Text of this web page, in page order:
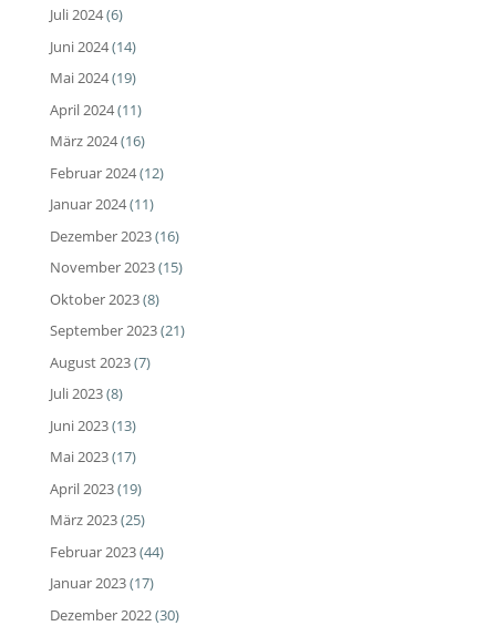
Juli 2024(6)
Juni 2024(14)
Mai 2024(19)
April 2024(11)
März 2024(16)
Februar 2024(12)
Januar 2024(11)
Dezember 2023(16)
November 2023(15)
Oktober 2023(8)
September 2023(21)
August 2023(7)
Juli 2023(8)
Juni 2023(13)
Mai 2023(17)
April 2023(19)
März 2023(25)
Februar 2023(44)
Januar 2023(17)
Dezember 2022(30)